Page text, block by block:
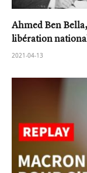
Ahmed Ben
libération
2021-04-13